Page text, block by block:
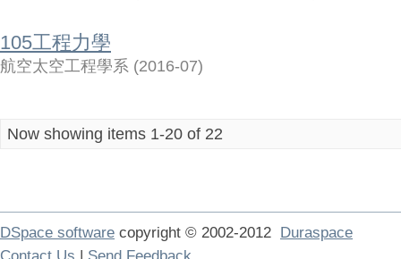
105工程力學
航空太空工程學系 (2016-07)
Now showing items 1-20 of 22
DSpace software copyright © 2002-2012 Duraspace